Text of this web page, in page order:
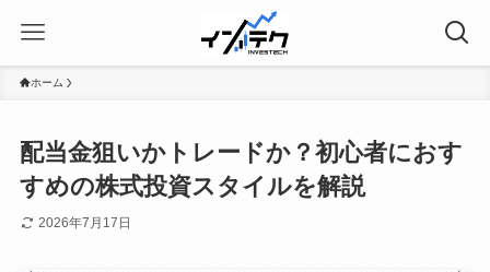
ホーム
配当金狙いかトレードか？初心者におす
すめの株式投資スタイルを解説
2026年7月17日